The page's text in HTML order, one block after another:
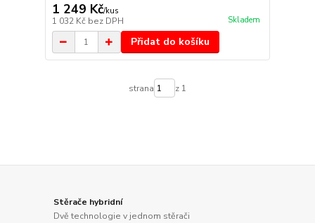
1 249 Kč/kus
1 032 Kč bez DPH Skladem
Přidat do košíku
strana z 1
Stěrače hybridní
Dvě technologie v jednom stěrači